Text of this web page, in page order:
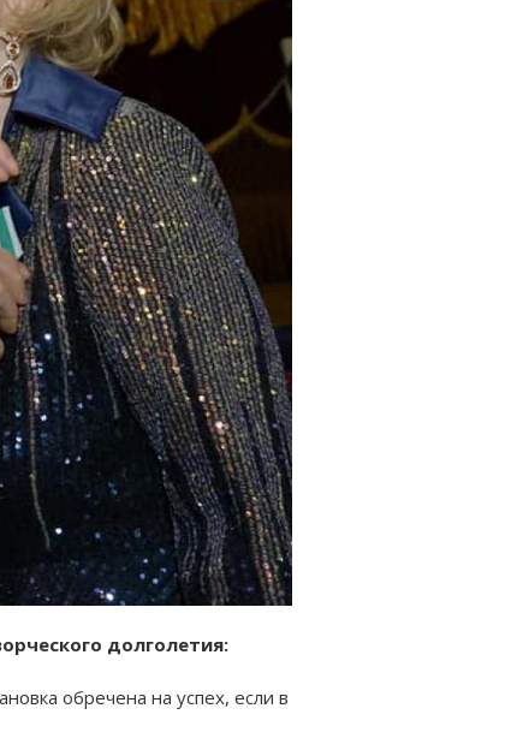
долголетия:
обречена на успех, если в